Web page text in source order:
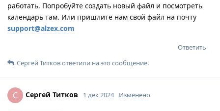
работать. Попробуйте создать новый файл и посмотреть
календарь там. Или пришлите нам свой файл на почту
support@alzex.com
Ответить
Сергей Титковответили на это сообщение.
С Сергей Титков 1 дек 2024 Изменено